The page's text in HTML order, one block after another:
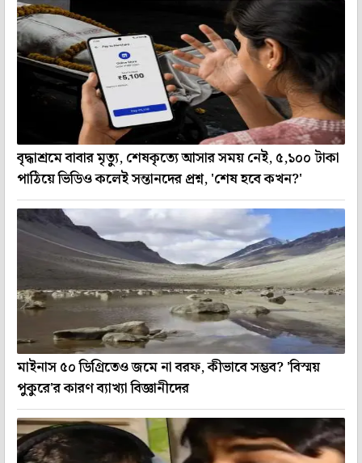
বৃদ্ধাশ্রমে বাবার মৃত্যু, শেষকৃত্যে আসার সময় নেই, ৫,১০০ টাকা
পাঠিয়ে ভিডিও কলেই সন্তানদের প্রশ্ন, 'শেষ হবে কখন?'
মাইনাস ৫০ ডিগ্রিতেও জমে না বরফ, কীভাবে সম্ভব? 'বিস্ময়
পুকুরে'র কারণ ব্যাখ্যা বিজ্ঞানীদের